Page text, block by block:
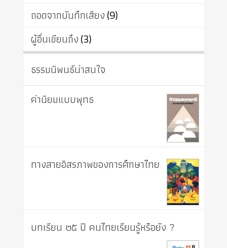
ถอดจากบันทึกเสียง(9)
ผู้อื่นเขียนถึง(3)
ธรรมนิพนธ์น่าสนใจ
ค่านิยมแบบพุทธ
ทางสายอิสรภาพของการศึกษาไทย
บทเรียน ๒๕ ปี คนไทยเรียนรู้หรือยัง ?